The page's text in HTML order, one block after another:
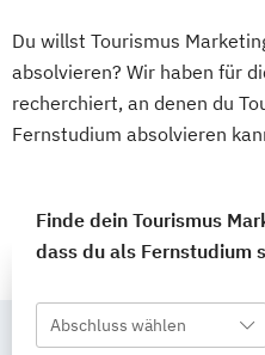
Du willst Tourismus
absolvieren? Wir haben für
recherchiert, an denen du
Fernstudium absolvieren
Finde dein Tourismus
dass du als Fernstudium
Abschluss wählen